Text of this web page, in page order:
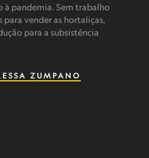
à pandemia. Sem trabalho
vender as hortaliças,
para a subsistência
ZUMPANO